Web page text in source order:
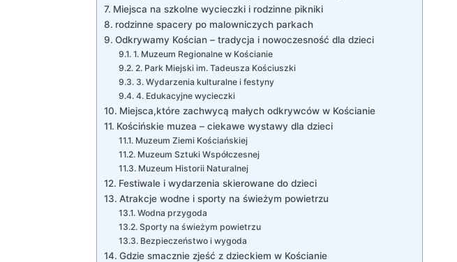
Miejsca na szkolne wycieczki i rodzinne pikniki
rodzinne spacery po malowniczych parkach
Odkrywamy Kościan – tradycja i nowoczesność dla dzieci
1. Muzeum Regionalne w Kościanie
2. Park Miejski im. Tadeusza Kościuszki
3. Wydarzenia kulturalne i festyny
4. Edukacyjne wycieczki
Miejsca,które zachwycą małych odkrywców w Kościanie
Kościńskie muzea – ciekawe wystawy dla dzieci
Muzeum Ziemi Kościańskiej
Muzeum Sztuki Współczesnej
Muzeum Historii Naturalnej
Festiwale i wydarzenia skierowane do dzieci
Atrakcje wodne i sporty na świeżym powietrzu
Wodna przygoda
Sporty na świeżym powietrzu
Bezpieczeństwo i wygoda
Gdzie smacznie zjeść z dzieckiem w Kościanie